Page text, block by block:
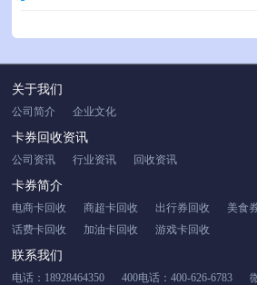
关于我们
公司简介 企业文化
卡券回收资讯
公司资讯 行业资讯 回收资讯
卡券简介
电商卡回收 商超卡回收 出行券回收 美食
话费卡回收
加油卡回收 游戏卡回收
联系我们
电话：18928464350 400电话：400-626-6783